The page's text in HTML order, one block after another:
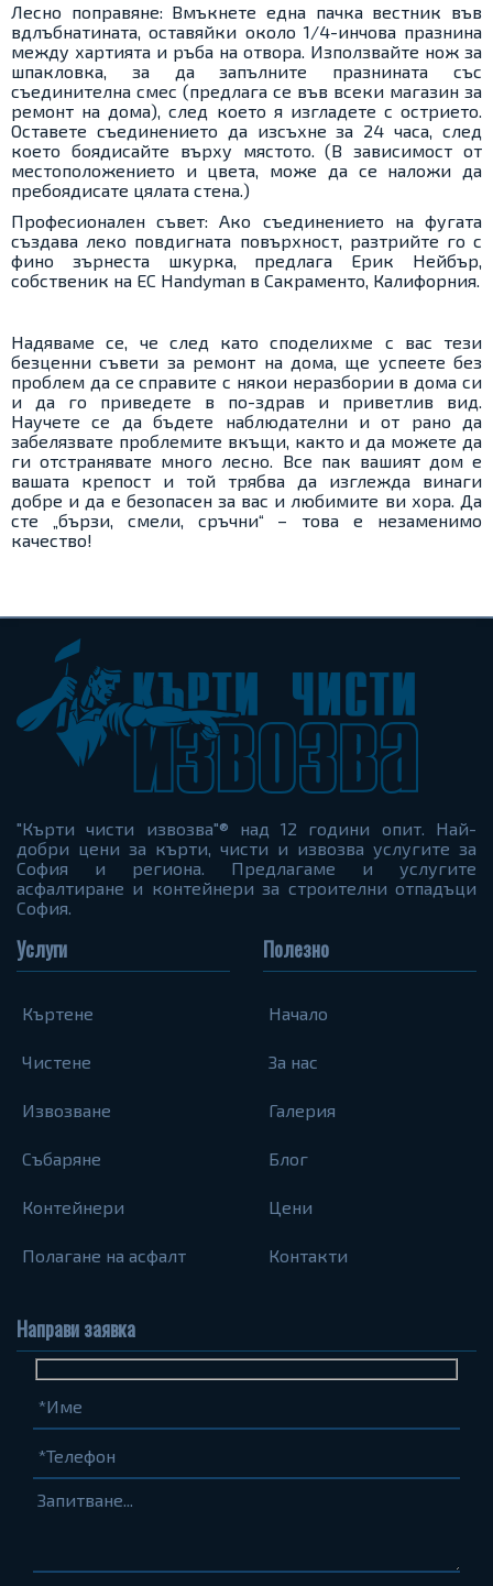
Лесно поправяне: Вмъкнете една пачка вестник във
вдлъбнатината, оставяйки около 1/4-инчова празнина
между хартията и ръба на отвора. Използвайте нож за
шпакловка, за да запълните празнината със
съединителна смес (предлага се във всеки магазин за
ремонт на дома), след което я изгладете с острието.
Оставете съединението да изсъхне за 24 часа, след
което боядисайте върху мястото. (В зависимост от
местоположението и цвета, може да се наложи да
пребоядисате цялата стена.)
Професионален съвет: Ако съединението на фугата
създава леко повдигната повърхност, разтрийте го с
фино зърнеста шкурка, предлага Ерик Нейбър,
собственик на EC Handyman в Сакраменто, Калифорния.
Надяваме се, че след като споделихме с вас тези
безценни съвети за ремонт на дома, ще успеете без
проблем да се справите с някои неразбории в дома си
и да го приведете в по-здрав и приветлив вид.
Научете се да бъдете наблюдателни и от рано да
забелязвате проблемите вкъщи, както и да можете да
ги отстранявате много лесно. Все пак вашият дом е
вашата крепост и той трябва да изглежда винаги
добре и да е безопасен за вас и любимите ви хора. Да
сте „бързи, смели, сръчни“ – това е незаменимо
качество!
"Кърти чисти извозва"® над 12 години опит. Най-
добри цени за кърти, чисти и извозва услугите за
София и региона. Предлагаме и услугите
асфалтиране и контейнери за строителни отпадъци
София.
Услуги
Къртене
Чистене
Извозване
Събаряне
Контейнери
Полагане на асфалт
Полезно
Начало
За нас
Галерия
Блог
Цени
Контакти
Направи заявка
Име
(задължително)
Телефон
(задължително)
Запитване...